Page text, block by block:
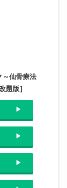
仙骨療法
題版］